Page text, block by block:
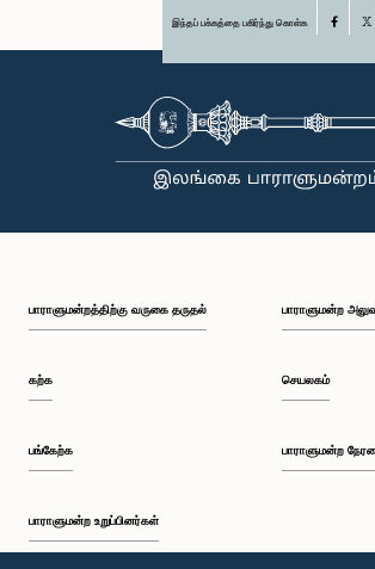
இந்தப் பக்கத்தை பகிர்ந்து கொள்க
பாராளுமன்றத்திற்கு வருகை தருதல்
கற்க
பங்கேற்க
பாராளுமன்ற உறுப்பினர்கள்
பாராளுமன்ற
செயலகம்
பாராளுமன்ற